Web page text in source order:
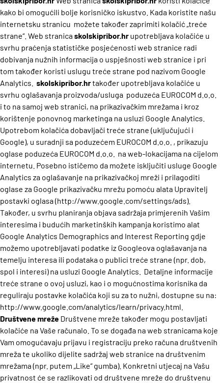
kako bi omogućili bolje korisničko iskustvo. Kada koristite našu
internetsku stranicu možete također zaprimiti kolačić „treće
strane“. Web stranicaskolskipribor.hr upotrebljava kolačiće u
svrhu praćenja statističke posjećenosti web stranice radi
dobivanja nužnih informacija o uspješnosti web stranice i pri
tom također koristi uslugu treće strane pod nazivom Google
Analytics. skolskipribor.hrtakođer upotrebljava kolačiće u
svrhu oglašavanja proizvoda/usluga poduzeća EUROCOM d.o.o.
i to na samoj web stranici, na prikazivačkim mrežama i kroz
korištenje ponovnog marketinga na usluzi Google Analytics.
Upotrebom kolačića dobavljači treće strane (uključujući i
Google), u suradnji sa poduzećem EUROCOM d.o.o. , prikazuju
oglase poduzeća EUROCOM d.o.o. na web-lokacijama na cijelom
internetu. Posebno ističemo da možete isključiti usluge Google
Analytics za oglašavanje na prikazivačkoj mreži i prilagoditi
oglase za Google prikazivačku mrežu pomoću alata Upravitelj
postavki oglasa (http://www.google.com/settings/ads).
Također, u svrhu planiranja objava sadržaja primjerenih Vašim
interesima i budućih marketinških kampanja koristimo alat
Google Analytics Demographics and Interest Reporting gdje
možemo upotrebljavati podatke iz Googleova oglašavanja na
temelju interesa ili podataka o publici treće strane (npr. dob,
spol i interesi) na usluzi Google Analytics. Detaljne informacije
treće strane o ovoj usluzi, kao i o mogućnostima korisnika da
reguliraju postavke kolačića koji su za to nužni, dostupne su na:
http://www.google.com/analytics/learn/privacy.html.
Društvene mreže Društvene mreže također mogu postavljati
kolačiće na Vaše računalo. To se događa na web stranicama koje
Vam omogućavaju prijavu i registraciju preko računa društvenih
mreža te ukoliko dijelite sadržaj web stranice na društvenim
mrežama (npr. putem „Like“ gumba). Konkretni utjecaj na Vašu
privatnost će se razlikovati od društvene mreže do društvenu